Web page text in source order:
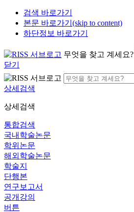
검색 바로가기
본문 바로가기(skip to content)
하단정보 바로가기
무엇을 찾고 계세요?
닫기
상세검색
상세검색
통합검색
국내학술논문
학위논문
해외학술논문
학술지
단행본
연구보고서
공개강의
버튼